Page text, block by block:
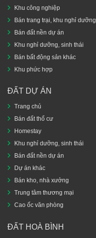
Khu công nghiệp
Bán trang trại, khu nghỉ dưỡng
Bán đất nền dự án
Khu nghỉ dưỡng, sinh thái
Bán bất động sản khác
Khu phức hợp
ĐẤT DỰ ÁN
Trang chủ
Bán đất thổ cư
Homestay
Khu nghỉ dưỡng, sinh thái
Bán đất nền dự án
Dự án khác
Bán kho, nhà xưởng
Trung tâm thương mại
Cao ốc văn phòng
ĐẤT HOÀ BÌNH